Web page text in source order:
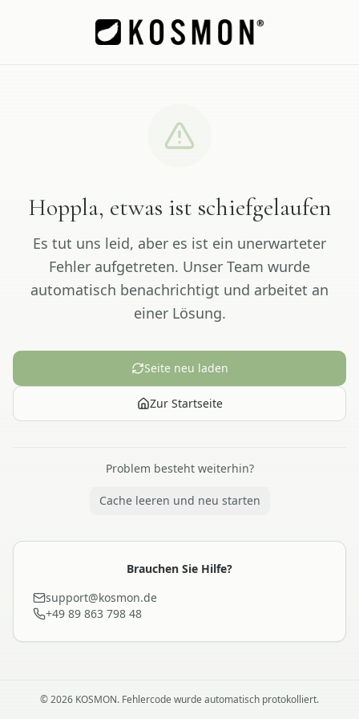
Hoppla, etwas ist schiefgelaufen
Es tut uns leid, aber es ist ein unerwarteter
Fehler aufgetreten. Unser Team wurde
automatisch benachrichtigt und arbeitet an
einer Lösung.
Seite neu laden
Zur Startseite
Problem besteht weiterhin?
Cache leeren und neu starten
Brauchen Sie Hilfe?
support@kosmon.de
+49 89 863 798 48
©2026 KOSMON. Fehlercode wurde automatisch protokolliert.